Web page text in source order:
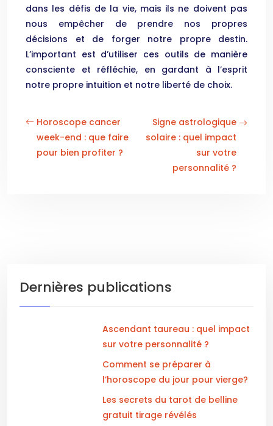
dans les défis de la vie, mais ils ne doivent pas
nous empêcher de prendre nos propres
décisions et de forger notre propre destin.
L’important est d’utiliser ces outils de manière
consciente et réfléchie, en gardant à l’esprit
notre propre intuition et notre liberté de choix.
Horoscope cancer
week-end : que faire
pour bien profiter ?
Signe astrologique
solaire : quel impact
sur votre
personnalité ?
Dernières publications
Ascendant taureau : quel impact
sur votre personnalité ?
Comment se préparer à
l’horoscope du jour pour vierge?
Les secrets du tarot de belline
gratuit tirage révélés